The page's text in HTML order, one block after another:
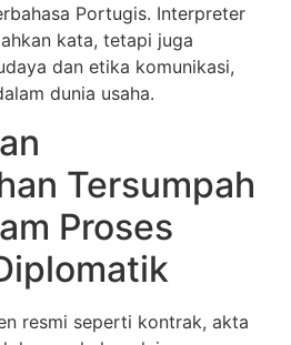
Portugis. Interpreter
kata, tetapi juga
dan etika komunikasi,
dunia usaha.
Tersumpah
Proses
resmi seperti kontrak, akta